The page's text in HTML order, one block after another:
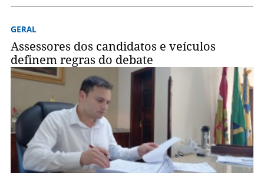
GERAL
Assessores dos candidatos e veículos
definem regras do debate